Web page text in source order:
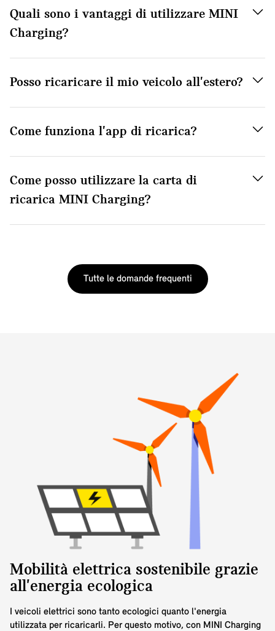
Quali sono i vantaggi di utilizzare MINI
Charging?
Posso ricaricare il mio veicolo all'estero?
Come funziona l'app di ricarica?
Come posso utilizzare la carta di
ricarica MINI Charging?
Tutte le domande frequenti
Mobilità elettrica sostenibile grazie
all'energia ecologica
I veicoli elettrici sono tanto ecologici quanto l'energia
utilizzata per ricaricarli. Per questo motivo, con MINI Charging